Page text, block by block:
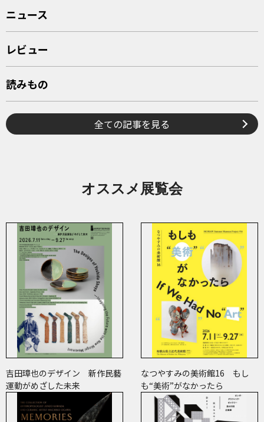
ニュース
レビュー
読みもの
全ての記事を見る
オススメ展覧会
吉田璋也のデザイン 新作民藝
運動がめざした未来
なつやすみの美術館16 もし
も“美術”がなかったら